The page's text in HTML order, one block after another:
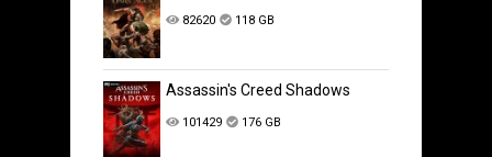
82620 118 GB
Assassin's Creed Shadows
101429 176 GB